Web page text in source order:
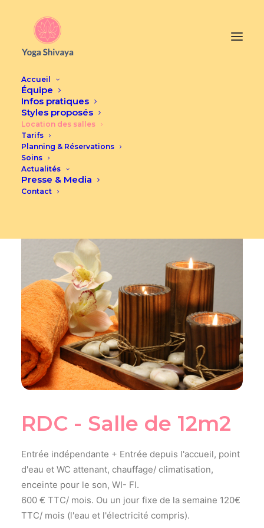
Accueil
Équipe
Infos pratiques
Styles proposés
Location des salles
Tarifs
Planning & Réservations
Soins
Actualités
Presse & Media
Contact
Location des salles
RDC - Salle de 12m2
Entrée indépendante + Entrée depuis l'accueil, point
d'eau et WC attenant, chauffage/ climatisation,
enceinte pour le son, WI- FI.
600 € TTC/ mois. Ou un jour fixe de la semaine 120€
TTC/ mois (l'eau et l'électricité compris).